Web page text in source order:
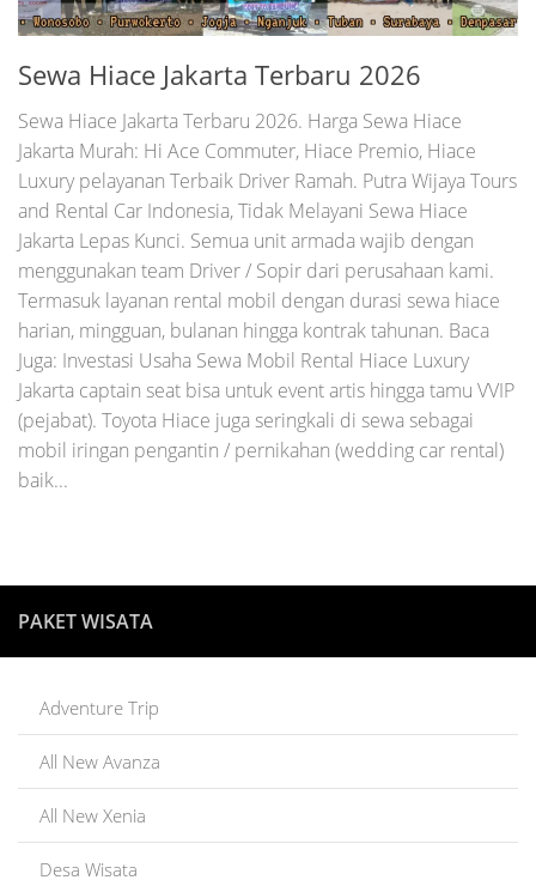
Sewa Hiace Jakarta Terbaru 2026
Sewa Hiace Jakarta Terbaru 2026. Harga Sewa Hiace
Jakarta Murah: Hi Ace Commuter, Hiace Premio, Hiace
Luxury pelayanan Terbaik Driver Ramah. Putra Wijaya Tours
and Rental Car Indonesia, Tidak Melayani Sewa Hiace
Jakarta Lepas Kunci. Semua unit armada wajib dengan
menggunakan team Driver / Sopir dari perusahaan kami.
Termasuk layanan rental mobil dengan durasi sewa hiace
harian, mingguan, bulanan hingga kontrak tahunan. Baca
Juga: Investasi Usaha Sewa Mobil Rental Hiace Luxury
Jakarta captain seat bisa untuk event artis hingga tamu VVIP
(pejabat). Toyota Hiace juga seringkali di sewa sebagai
mobil iringan pengantin / pernikahan (wedding car rental)
baik...
PAKET WISATA
Adventure Trip
All New Avanza
All New Xenia
Desa Wisata